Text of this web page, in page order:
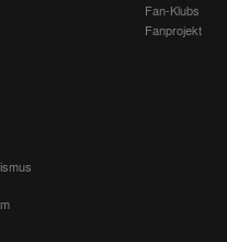
Fan-Klubs
Fanprojekt